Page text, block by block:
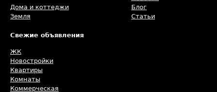
Дома и коттеджи
Земля
Блог
Статьи
Свежие объявления
ЖК
Новостройки
Квартиры
Комнаты
Коммерческая